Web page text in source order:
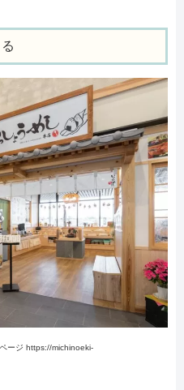
ージ https://michinoeki-